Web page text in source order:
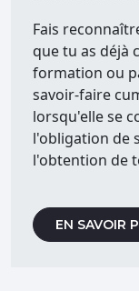
Fais
que tu as déjà
formation ou
savoir-faire
lorsqu'elle se
l'obligation de
l'obtention de
EN SAVOIR